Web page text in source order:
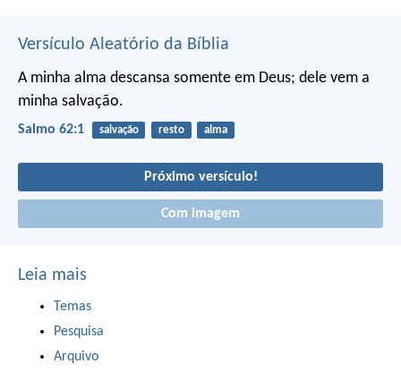
Versículo Aleatório da Bíblia
A minha alma descansa somente em Deus; dele vem a
minha salvação.
Salmo 62:1 salvação resto alma
Próximo versículo!
Com imagem
Leia mais
Temas
Pesquisa
Arquivo